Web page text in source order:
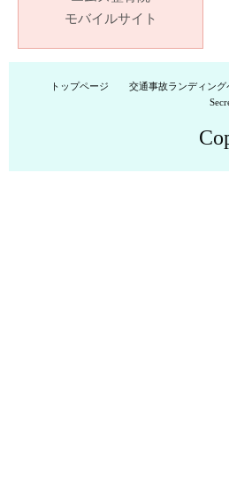
モバイルサイト
トップページ 交通事故ランディング